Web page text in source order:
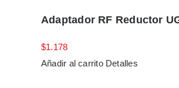
Adaptador RF Reductor
$1.178
Añadir al carrito Detalles